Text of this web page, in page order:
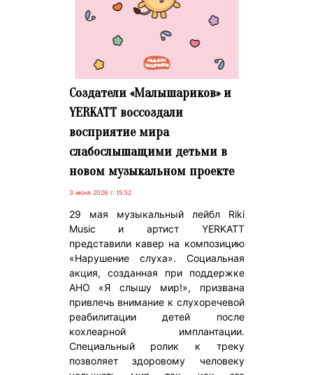
Создатели «Малышариков» и
YERKATT воссоздали
восприятие мира
слабослышащими детьми в
новом музыкальном проекте
3 июня 2026 г. 15:32
29 мая музыкальный лейбл Riki
Music и артист YERKATT
представили кавер на композицию
«Нарушение слуха». Социальная
акция, созданная при поддержке
АНО «Я слышу мир!», призвана
привлечь внимание к слухоречевой
реабилитации детей после
кохлеарной имплантации.
Специальный ролик к треку
позволяет здоровому человеку